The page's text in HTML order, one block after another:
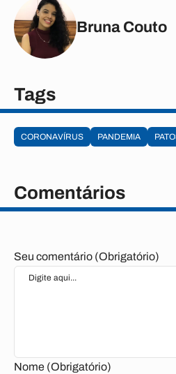
Bruna Couto
Tags
CORONAVÍRUS PANDEMIA
Comentários
Seu comentário (Obrigatório)
Nome (Obrigatório)